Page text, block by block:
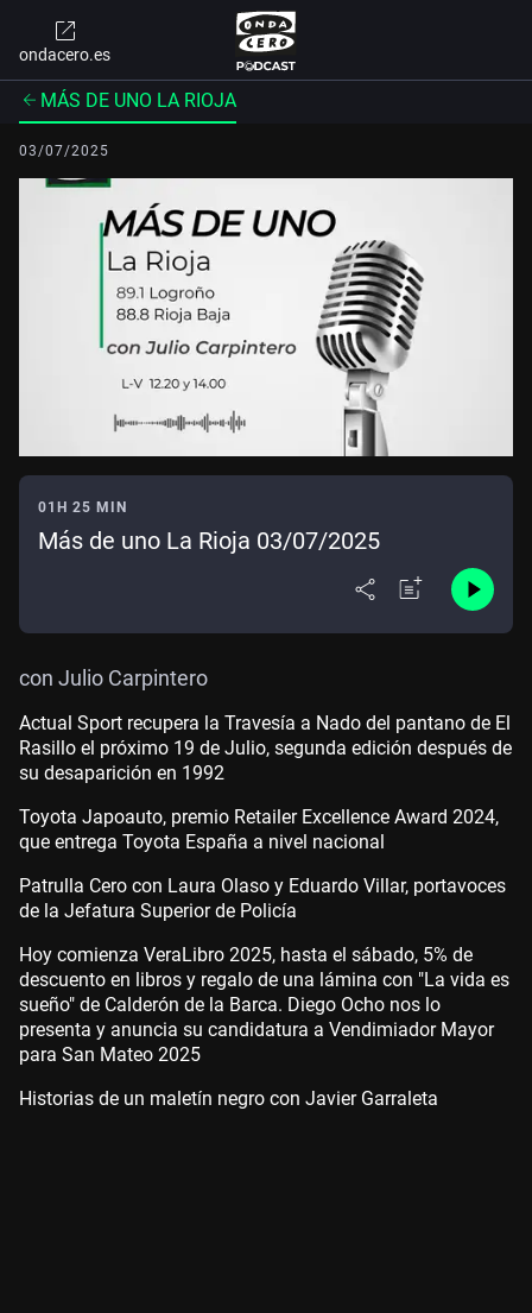
ondacero.es
MÁS DE UNO LA RIOJA
03/07/2025
01H 25 MIN
Más de uno La Rioja 03/07/2025
con Julio Carpintero
Actual Sport recupera la Travesía a Nado del pantano de El
Rasillo el próximo 19 de Julio, segunda edición después de
su desaparición en 1992
Toyota Japoauto, premio Retailer Excellence Award 2024,
que entrega Toyota España a nivel nacional
Patrulla Cero con Laura Olaso y Eduardo Villar, portavoces
de la Jefatura Superior de Policía
Hoy comienza VeraLibro 2025, hasta el sábado, 5% de
descuento en libros y regalo de una lámina con "La vida es
sueño" de Calderón de la Barca. Diego Ocho nos lo
presenta y anuncia su candidatura a Vendimiador Mayor
para San Mateo 2025
Historias de un maletín negro con Javier Garraleta